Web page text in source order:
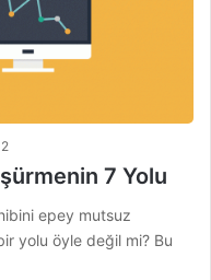
2
7 Yolu
epey mutsuz
yolu öyle değil mi? Bu